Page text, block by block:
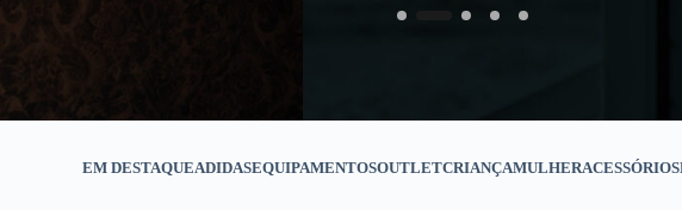
EM DESTAQUEADIDASEQUIPAMENTOSOUTLETCRIANÇAMULHERACESSÓRIOS